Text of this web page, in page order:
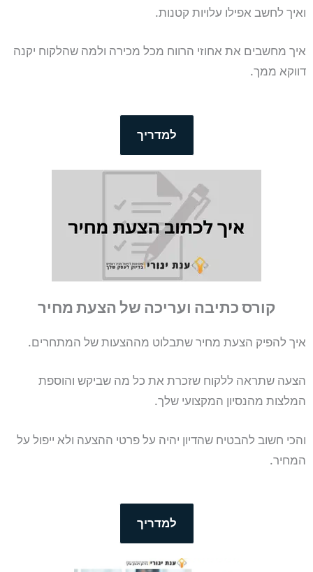
קורס כתיבה ועריכה של הצעת מחיר
איך להפיק הצעת מחיר שתבלוט מההצעות של המתחרים.
הצעה שתראה ללקוח שזכרת את כל מה שביקש והוספת
המלצות מהנסיון המקצועי שלך.
והכי חשוב להבטיח שהדיון יהיה על פרטי ההצעה ולא ייפול על
המחיר.
למדריך
ואיך לחשב אפילו עלויות קטנות.
איך מחשבים את אחוזי הרווח מכל מכירה ולמה שהלקוח יקנה
דווקא ממך.
למדריך